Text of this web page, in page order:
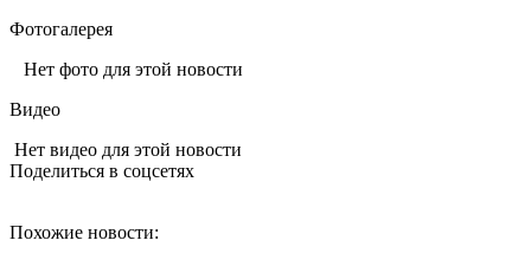
Фотогалерея
Нет фото для этой новости
Видео
Нет видео для этой новости
Поделиться в соцсетях
Похожие новости: